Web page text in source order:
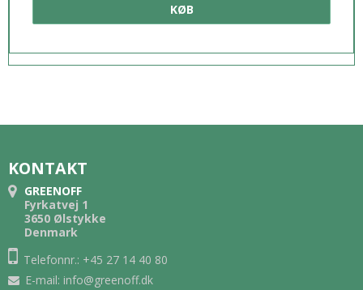
KØB
KONTAKT
GREENOFF
Fyrkatvej 1
3650 Ølstykke
Denmark
Telefonnr.: +45 27 14 40 80
E-mail: info@greenoff.dk